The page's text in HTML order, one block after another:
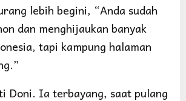
lebih begini, “Anda sudah
dan menghijaukan banyak
tapi kampung halaman
Doni. Ia terbayang, saat pulang